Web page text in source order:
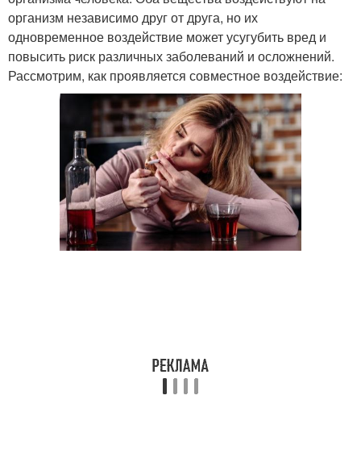
организм независимо друг от друга, но их
одновременное воздействие может усугубить вред и
повысить риск различных заболеваний и осложнений.
Рассмотрим, как проявляется совместное воздействие: